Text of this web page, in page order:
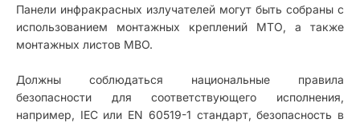
Панели инфракрасных излучателей могут быть собраны с
использованием монтажных креплений МТО, а также
монтажных листов MBO.
Должны соблюдаться национальные правила
безопасности для соответствующего исполнения,
например, IEC или EN 60519-1 стандарт, безопасность в